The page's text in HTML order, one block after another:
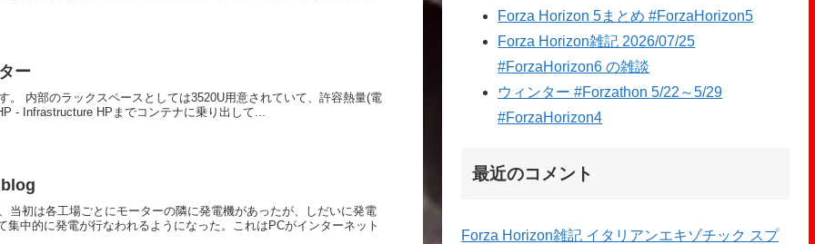
ー
。 内部のラックスペースとしては3520U用意されていて、許容熱量(電
- Infrastructure HPまでコンテナに乗り出して...
当初は各工場ごとにモーターの隣に発電機があったが、しだいに発電
中的に発電が行なわれるようになった。これはPCがインターネット
Forza Horizon 5まとめ #ForzaHorizon5
Forza Horizon雑記 2026/07/25
#ForzaHorizon6 の雑談
ウィンター #Forzathon 5/22～5/29
#ForzaHorizon4
最近のコメント
Forza Horizon雑記 イタリアンエキゾチック スプ